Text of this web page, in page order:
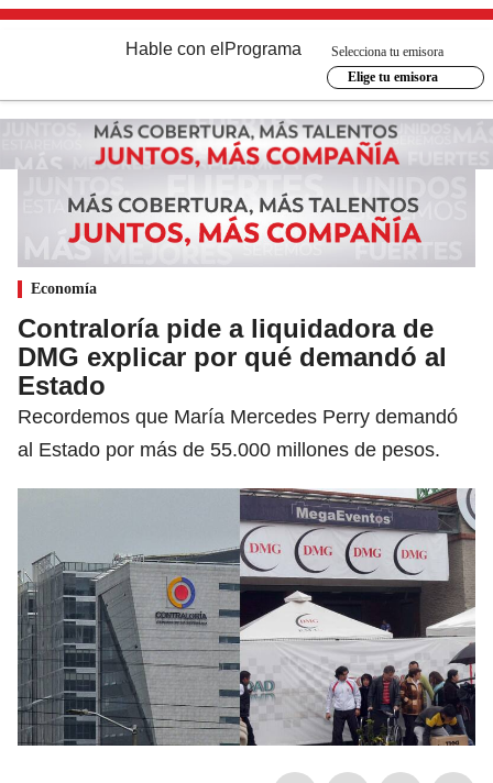
Hable con el Programa
Selecciona tu emisora
Elige tu emisora
Economía
Contraloría pide a liquidadora de
DMG explicar por qué demandó al
Estado
Recordemos que María Mercedes Perry demandó
al Estado por más de 55.000 millones de pesos.